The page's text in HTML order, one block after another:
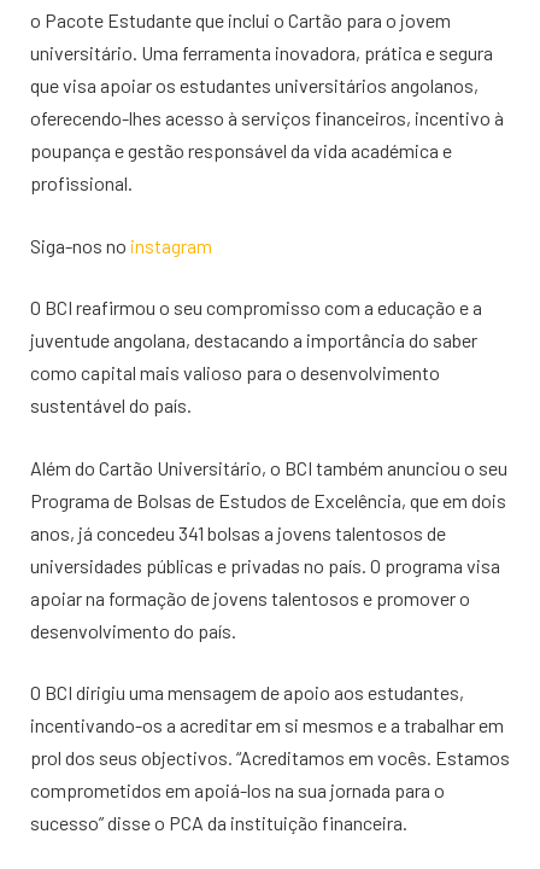
o Pacote Estudante que inclui o Cartão para o jovem
universitário. Uma ferramenta inovadora, prática e segura
que visa apoiar os estudantes universitários angolanos,
oferecendo-lhes acesso à serviços financeiros, incentivo à
poupança e gestão responsável da vida académica e
profissional.
Siga-nos no instagram
O BCI reafirmou o seu compromisso com a educação e a
juventude angolana, destacando a importância do saber
como capital mais valioso para o desenvolvimento
sustentável do país.
Além do Cartão Universitário, o BCI também anunciou o seu
Programa de Bolsas de Estudos de Excelência, que em dois
anos, já concedeu 341 bolsas a jovens talentosos de
universidades públicas e privadas no país. O programa visa
apoiar na formação de jovens talentosos e promover o
desenvolvimento do país.
O BCI dirigiu uma mensagem de apoio aos estudantes,
incentivando-os a acreditar em si mesmos e a trabalhar em
prol dos seus objectivos. “Acreditamos em vocês. Estamos
comprometidos em apoiá-los na sua jornada para o
sucesso” disse o PCA da instituição financeira.